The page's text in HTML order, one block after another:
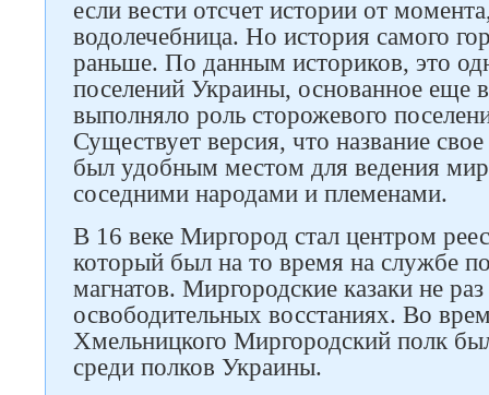
если вести отсчет истории от
водолечебница. Но история самого
раньше. По данным историков, это
поселений Украины, основанное еще
выполняло роль сторожевого
Существует версия, что название
был удобным местом для ведения
соседними народами и племенами.
В 16 веке Миргород стал центром
который был на то время на службе
магнатов. Миргородские казаки не
освободительных восстаниях. Во
Хмельницкого Миргородский полк
среди полков Украины.